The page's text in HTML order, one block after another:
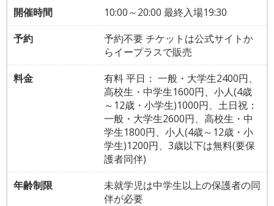
開催時間
10:00～20:00 最終入場19:30
予約
予約不要 チケットは公式サイトか
らイープラスで販売
料金
有料 平日： 一般・大学生2400円、
高校生・中学生1600円、小人(4歳
～12歳・小学生)1000円、土日祝：
一般・大学生2600円、高校生・中
学生1800円、小人(4歳～12歳・小
学生)1200円、3歳以下は無料(要保
護者同伴)
年齢制限
未就学児は中学生以上の保護者の同
伴が必要